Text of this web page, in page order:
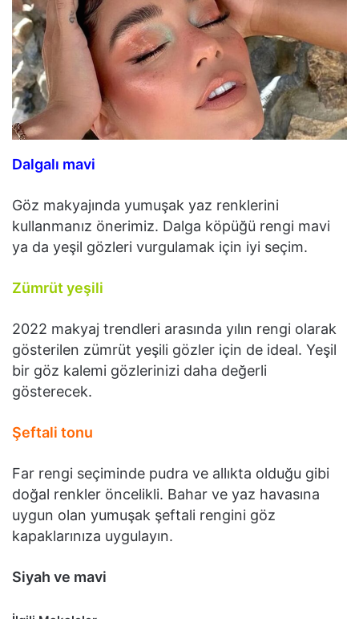
Dalgalı mavi
Göz makyajında yumuşak yaz renklerini
kullanmanız önerimiz. Dalga köpüğü rengi mavi
ya da yeşil gözleri vurgulamak için iyi seçim.
Zümrüt yeşili
2022 makyaj trendleri arasında yılın rengi olarak
gösterilen zümrüt yeşili gözler için de ideal. Yeşil
bir göz kalemi gözlerinizi daha değerli
gösterecek.
Şeftali tonu
Far rengi seçiminde pudra ve allıkta olduğu gibi
doğal renkler öncelikli. Bahar ve yaz havasına
uygun olan yumuşak şeftali rengini göz
kapaklarınıza uygulayın.
Siyah ve mavi